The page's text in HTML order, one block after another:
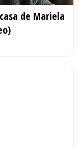
de Mariela